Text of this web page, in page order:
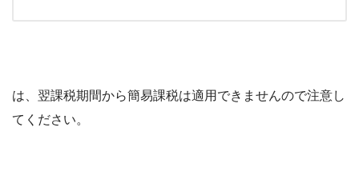
は、翌課税期間から簡易課税は適用できませんので注意し
てください。